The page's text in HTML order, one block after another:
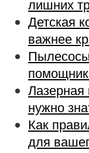
лишних
Детская
важнее
Лазерная
нужно
Как
для